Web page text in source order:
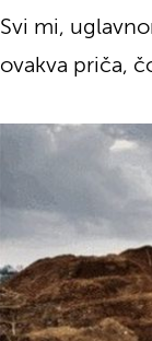
Svi mi,
ovakva priča,